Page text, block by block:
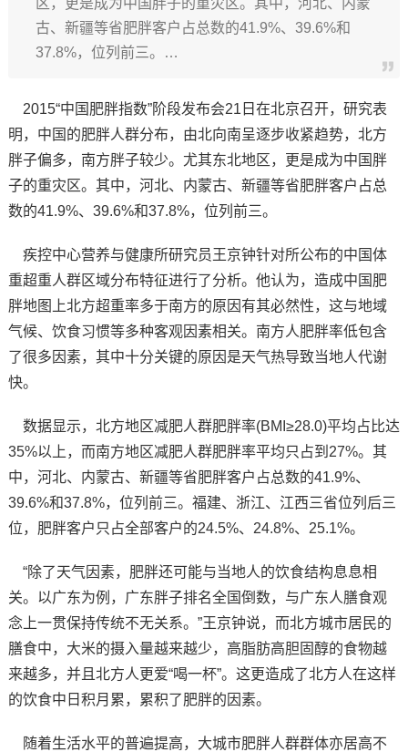
区，更是成为中国胖子的重灾区。其中，河北、内蒙
古、新疆等省肥胖客户占总数的41.9%、39.6%和
37.8%，位列前三。…
2015“中国肥胖指数”阶段发布会21日在北京召开，研究表
明，中国的肥胖人群分布，由北向南呈逐步收紧趋势，北方
胖子偏多，南方胖子较少。尤其东北地区，更是成为中国胖
子的重灾区。其中，河北、内蒙古、新疆等省肥胖客户占总
数的41.9%、39.6%和37.8%，位列前三。
疾控中心营养与健康所研究员王京钟针对所公布的中国体
重超重人群区域分布特征进行了分析。他认为，造成中国肥
胖地图上北方超重率多于南方的原因有其必然性，这与地域
气候、饮食习惯等多种客观因素相关。南方人肥胖率低包含
了很多因素，其中十分关键的原因是天气热导致当地人代谢
快。
数据显示，北方地区减肥人群肥胖率(BMI≥28.0)平均占比达
35%以上，而南方地区减肥人群肥胖率平均只占到27%。其
中，河北、内蒙古、新疆等省肥胖客户占总数的41.9%、
39.6%和37.8%，位列前三。福建、浙江、江西三省位列后三
位，肥胖客户只占全部客户的24.5%、24.8%、25.1%。
“除了天气因素，肥胖还可能与当地人的饮食结构息息相
关。以广东为例，广东胖子排名全国倒数，与广东人膳食观
念上一贯保持传统不无关系。”王京钟说，而北方城市居民的
膳食中，大米的摄入量越来越少，高脂肪高胆固醇的食物越
来越多，并且北方人更爱“喝一杯”。这更造成了北方人在这样
的饮食中日积月累，累积了肥胖的因素。
随着生活水平的普遍提高，大城市肥胖人群群体亦居高不